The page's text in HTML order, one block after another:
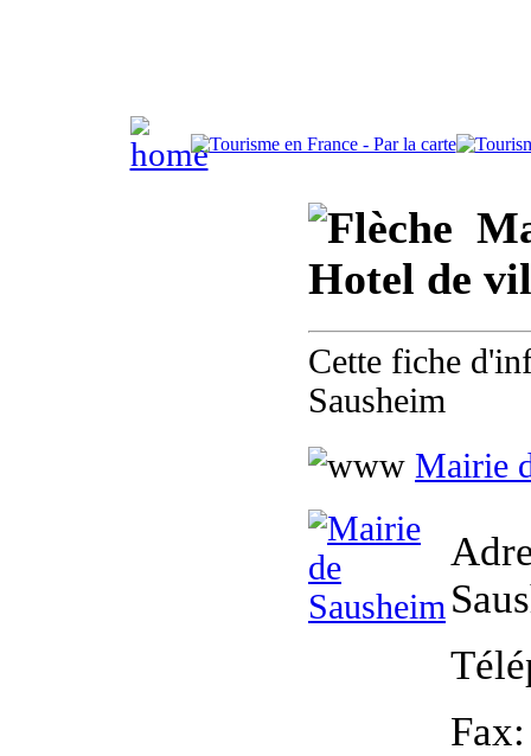
Hotel de
Cette fiche
Sausheim
Mairie
Fax